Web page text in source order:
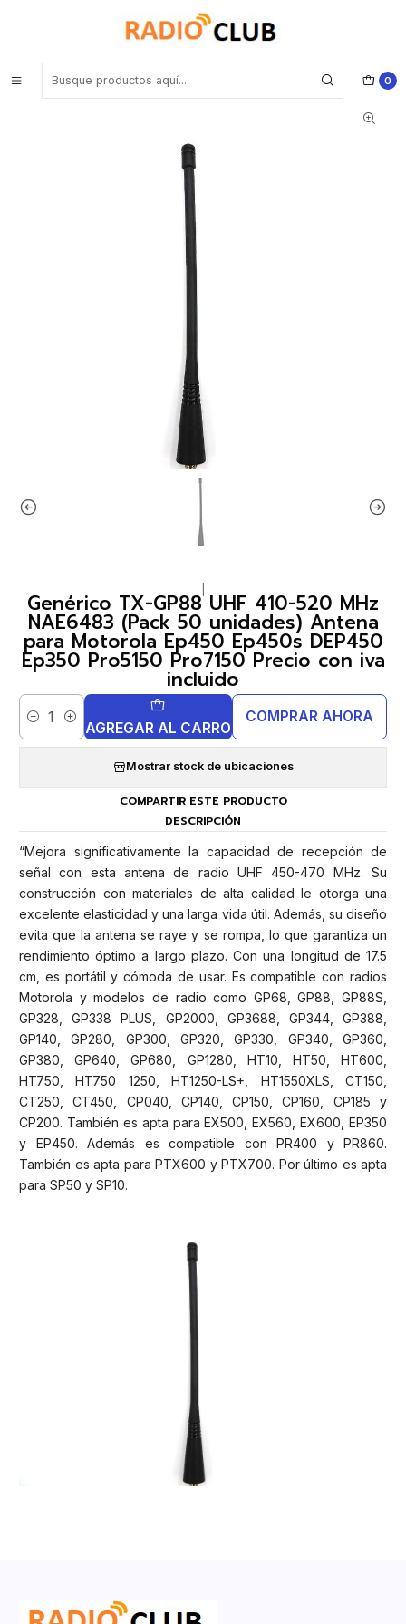
0
Genérico TX-GP88 UHF 410-520 MHz NAE6483 (Pack 50 unidades)
Antena para Motorola Ep450 Ep450s DEP450 Ep350 Pro5150
Genérico TX-GP88 UHF 410-520 MHz
NAE6483 (Pack 50 unidades) Antena
para Motorola Ep450 Ep450s DEP450
Ep350 Pro5150 Pro7150 Precio con iva
incluido
Cantidad AGREGAR AL CARRO
COMPRAR AHORA
Mostrar stock de ubicaciones
COMPARTIR ESTE PRODUCTO
DESCRIPCIÓN
“Mejora significativamente la capacidad de recepción de
señal con esta antena de radio UHF 450-470 MHz. Su
construcción con materiales de alta calidad le otorga una
excelente elasticidad y una larga vida útil. Además, su diseño
evita que la antena se raye y se rompa, lo que garantiza un
rendimiento óptimo a largo plazo. Con una longitud de 17.5
cm, es portátil y cómoda de usar. Es compatible con radios
Motorola y modelos de radio como GP68, GP88, GP88S,
GP328, GP338 PLUS, GP2000, GP3688, GP344, GP388,
GP140, GP280, GP300, GP320, GP330, GP340, GP360,
GP380, GP640, GP680, GP1280, HT10, HT50, HT600,
HT750, HT750 1250, HT1250-LS+, HT1550XLS, CT150,
CT250, CT450, CP040, CP140, CP150, CP160, CP185 y
CP200. También es apta para EX500, EX560, EX600, EP350
y EP450. Además es compatible con PR400 y PR860.
También es apta para PTX600 y PTX700. Por último es apta
para SP50 y SP10.